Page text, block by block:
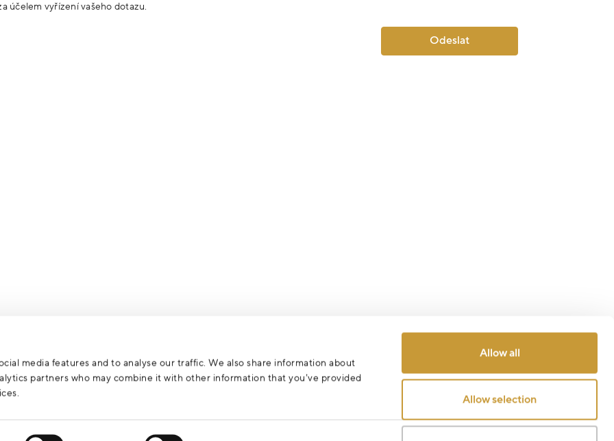
media features and to analyse our traffic. We also share information about
partners who may combine it with other information that you’ve provided
Allow all
Allow selection
účelem vyřízení vašeho dotazu.
Odeslat